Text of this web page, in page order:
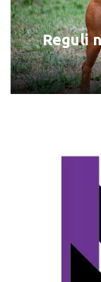
Reguli
Reguli